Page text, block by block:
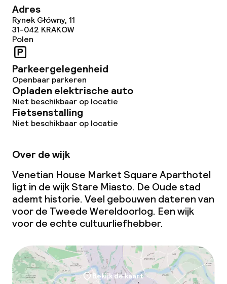
Adres
Rynek Główny, 11
31-042 KRAKOW
Polen
Parkeergelegenheid
Openbaar parkeren
Opladen elektrische auto
Niet beschikbaar op locatie
Fietsenstalling
Niet beschikbaar op locatie
Over de wijk
Venetian House Market Square Aparthotel
ligt in de wijk Stare Miasto. De Oude stad
ademt historie. Veel gebouwen dateren van
voor de Tweede Wereldoorlog. Een wijk
voor de echte cultuurliefhebber.
Bekijk de kaart